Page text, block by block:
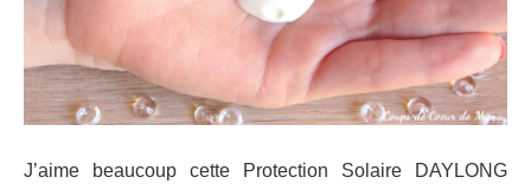
J’aime beaucoup cette Protection Solaire DAYLONG